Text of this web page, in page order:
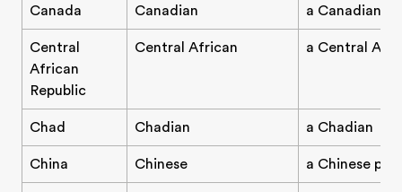
Canada Canadian a Canadian
Central
African
Republic
Central African a Central
Chad Chadian a Chadian
China Chinese a Chinese